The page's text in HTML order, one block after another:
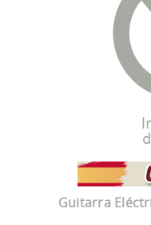
Guitarra